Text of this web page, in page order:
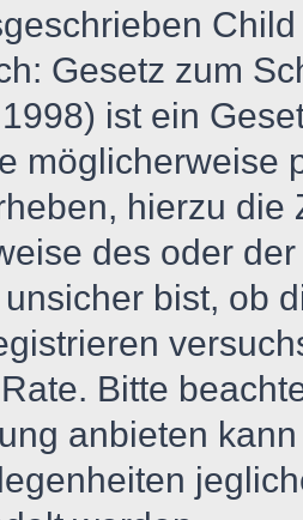
Gesetz zum
ist ein
möglicherweise
hierzu die
des oder
bist, ob
Bitte
anbieten